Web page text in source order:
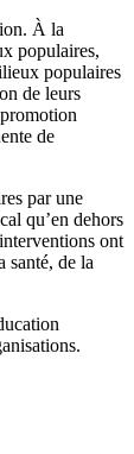
À la
populaires,
populaires
de leurs
de
par une
qu’en dehors
ont
santé, de la